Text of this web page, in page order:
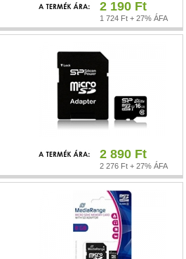
2 190 Ft
1 724 Ft + 27% ÁFA
2 890 Ft
2 276 Ft + 27% ÁFA